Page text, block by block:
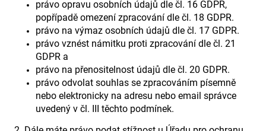
právo opravu osobních údajů dle čl. 16 GDPR,
popřípadě omezení zpracování dle čl. 18 GDPR.
právo na výmaz osobních údajů dle čl. 17 GDPR.
právo vznést námitku proti zpracování dle čl. 21
GDPR a
právo na přenositelnost údajů dle čl. 20 GDPR.
právo odvolat souhlas se zpracováním písemně
nebo elektronicky na adresu nebo email správce
uvedený v čl. III těchto podmínek.